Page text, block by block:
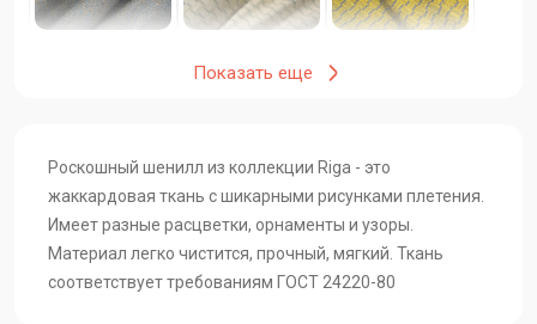
шашечка-крем
шашечка-горчица
Riga-9822-503-
ягода
Riga-9822-501-
шашечка-синий
Riga-9821-13204-
фантазийная-ветка-
крем
Riga-9821-13204-
Riga-9821-503-
Riga-9821-501-
Показать еще
Роскошный шенилл из коллекции Riga - это
жаккардовая ткань с шикарными рисунками плетения.
Имеет разные расцветки, орнаменты и узоры.
Материал легко чистится, прочный, мягкий. Ткань
соответствует требованиям ГОСТ 24220-80